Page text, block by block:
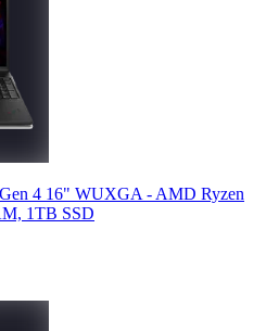
4 16" WUXGA - AMD Ryzen
1TB SSD